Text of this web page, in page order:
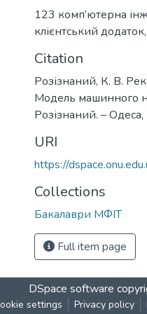
123 комп’ютерна
клієнтський додаток,
Citation
Розізнаний, К. В.
Модель машинного
Розізнаний. –
URI
https://
Collections
Бакалаври МФІТ
Full item page
DSpace software
settings Privacy policy